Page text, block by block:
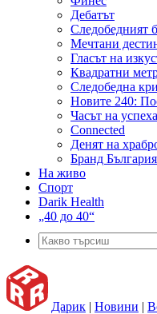
Дебатът
Следобедният
Мечтани
Гласът на
Квадратни
Следобедна
Новите 240:
Часът на успеха
Connected
Денят на
Бранд България
На живо
Спорт
Darik Health
„40 до 40“
Дарик | Новини |